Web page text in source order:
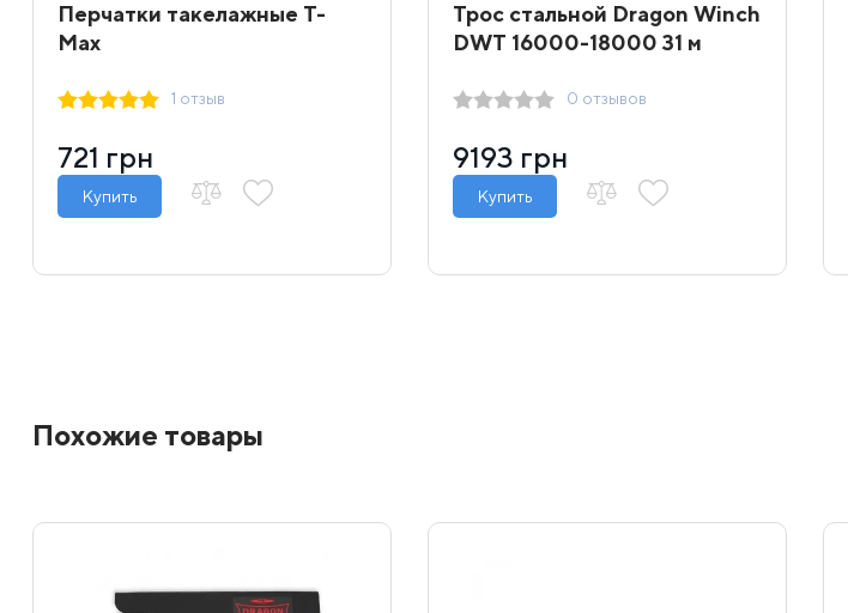
Перчатки такелажные T-
Max
1 отзыв
721 грн
Купить
Трос стальной Dragon Winch
DWT 16000-18000 31 м
0 отзывов
9193 грн
Купить
Похожие товары